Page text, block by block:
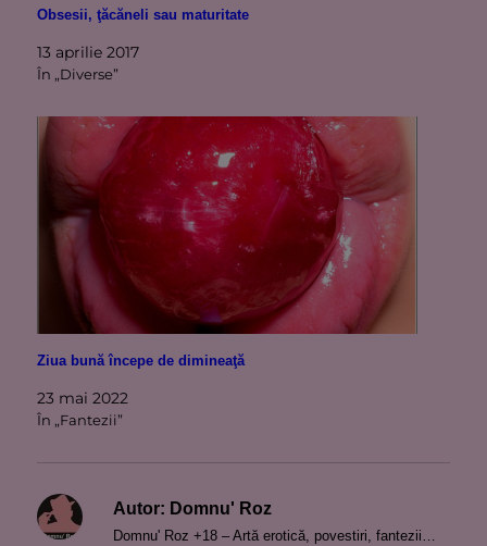
Obsesii, ţăcăneli sau maturitate
13 aprilie 2017
În „Diverse”
Ziua bună începe de dimineaţă
23 mai 2022
În „Fantezii”
Autor: Domnu' Roz
Domnu' Roz +18 – Artă erotică, povestiri, fantezii…